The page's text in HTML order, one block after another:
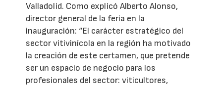
Valladolid. Como explicó Alberto Alonso,
director general de la feria en la
inauguración: “El carácter estratégico del
sector vitivinícola en la región ha motivado
la creación de este certamen, que pretende
ser un espacio de negocio para los
profesionales del sector: viticultores,